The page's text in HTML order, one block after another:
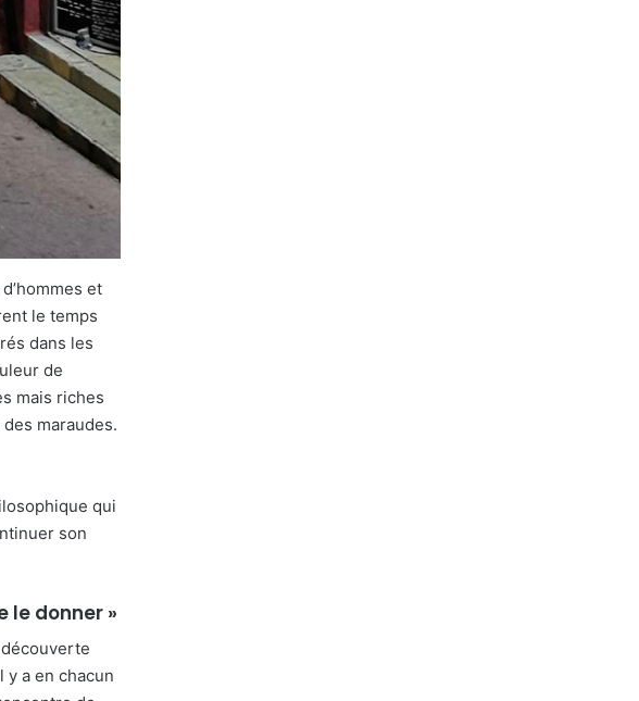
et
le temps
dans les
de
mais riches
maraudes.
qui
son
le donner »
y a en chacun